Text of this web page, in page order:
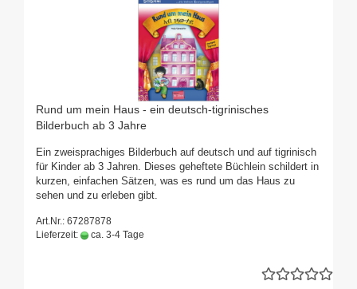
Rund um mein Haus - ein deutsch-tigrinisches
Bilderbuch ab 3 Jahre
Ein zweisprachiges Bilderbuch auf deutsch und auf tigrinisch
für Kinder ab 3 Jahren. Dieses geheftete Büchlein schildert in
kurzen, einfachen Sätzen, was es rund um das Haus zu
sehen und zu erleben gibt.
Art.Nr.: 67287878
Lieferzeit:
ca. 3-4 Tage